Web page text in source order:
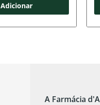
Adicionar
A Farmácia